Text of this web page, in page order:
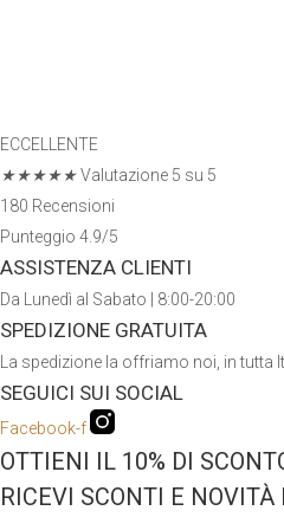
ECCELLENTE
★★★★★Valutazione 5 su 5
180 Recensioni
Punteggio 4.9/5
ASSISTENZA CLIENTI
Da Lunedì al Sabato | 8:00-20:00
SPEDIZIONE GRATUITA
La spedizione la offriamo noi, in tutta
SEGUICI SUI SOCIAL
Facebook-f
OTTIENI IL 10% DI
RICEVI SCONTI E